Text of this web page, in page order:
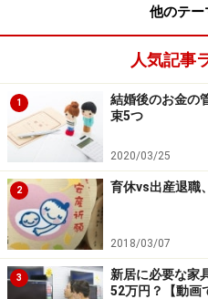
他のテー
人気記事
1
結婚後のお金の
束5つ
2020/03/25
2 育休vs出産退職
2018/03/07
3
新居に必要な家
52万円？【動画